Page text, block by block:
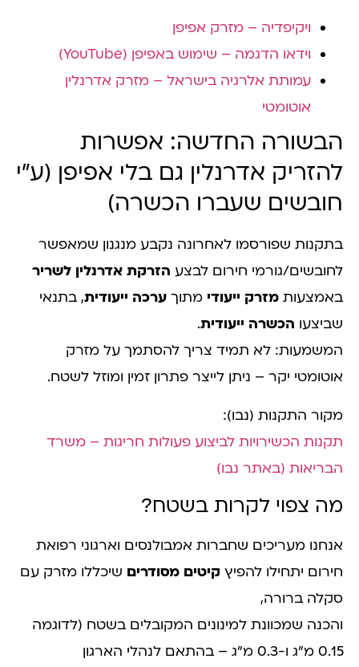
ויקיפדיה – מזרק אפיפן
וידאו הדגמה – שימוש באפיפן (YouTube)
עמותת אלרגיה בישראל – מזרק אדרנלין
אוטומטי
הבשורה החדשה: אפשרות
להזריק אדרנלין גם בלי אפיפן (ע"י
חובשים שעברו הכשרה)
בתקנות שפורסמו לאחרונה נקבע מנגנון שמאפשר
לחובשים/גורמי חירום לבצע הזרקת אדרנלין לשריר
באמצעות מזרק ייעודי מתוך ערכה ייעודית, בתנאי
שביצעו הכשרה ייעודית.
המשמעות: לא תמיד צריך להסתמך על מזרק
אוטומטי יקר – ניתן לייצר פתרון זמין ומוזל לשטח.
מקור התקנות (נבו):
תקנות הכשירויות לביצוע פעולות חריגות – משרד
הבריאות (באתר נבו)
מה צפוי לקרות בשטח?
אנחנו מעריכים שחברות אמבולנסים וארגוני רפואת
חירום יתחילו להפיץ קיטים מסודרים שיכללו מזרק עם
סקלה ברורה,
והכנה שמכוונת למינונים המקובלים בשטח (לדוגמה
0.15 מ״ג ו-0.3 מ״ג – בהתאם לנהלי הארגון